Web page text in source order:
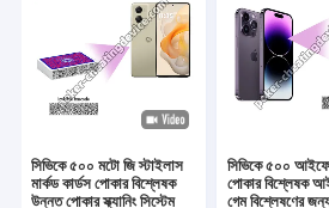
সিভিকে ৫০০ মটো জি স্টাইলাস
মার্কড কার্ডস পোকার বিশ্লেষক
উন্নত পোকার স্ক্যানিং সিস্টেম
সিভিকে ৫০০
পোকার বিশ্লেষক
গেম বিশ্লেষণের